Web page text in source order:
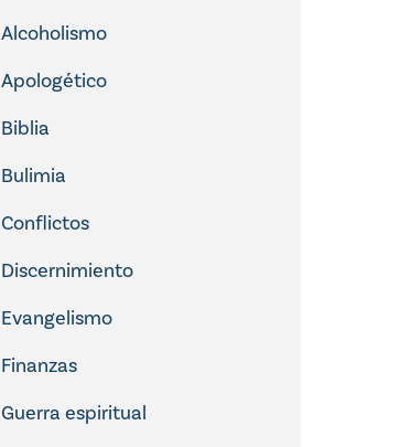
Alcoholismo
Apologético
Biblia
Bulimia
Conflictos
Discernimiento
Evangelismo
Finanzas
Guerra espiritual